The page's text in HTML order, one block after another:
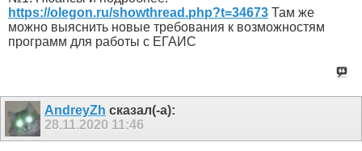
https://olegon.ru/showthread.php?t=34673 Там же
можно выяснить новые требования к возможностям
программ для работы с ЕГАИС
AndreyZh сказал(-а):
28.11.2020 11:46